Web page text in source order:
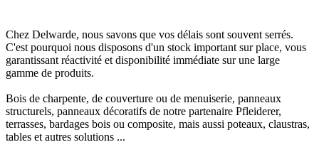
Chez Delwarde, nous savons que vos délais sont souvent serrés.
C'est pourquoi nous disposons d'un stock important sur place, vous
garantissant réactivité et disponibilité immédiate sur une large
gamme de produits.
Bois de charpente, de couverture ou de menuiserie, panneaux
structurels, panneaux décoratifs de notre partenaire Pfleiderer,
terrasses, bardages bois ou composite, mais aussi poteaux, claustras,
tables et autres solutions ...